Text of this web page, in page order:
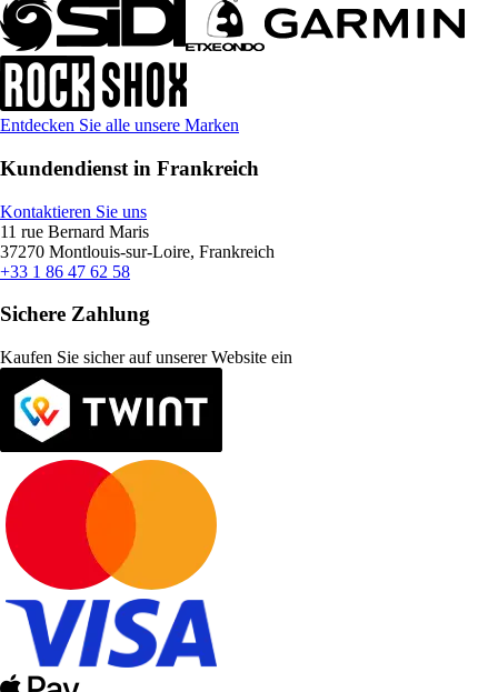
Entdecken Sie alle unsere Marken
Kundendienst in Frankreich
Kontaktieren Sie uns
11 rue Bernard Maris
37270 Montlouis-sur-Loire, Frankreich
+33 1 86 47 62 58
Sichere Zahlung
Kaufen Sie sicher auf unserer Website ein